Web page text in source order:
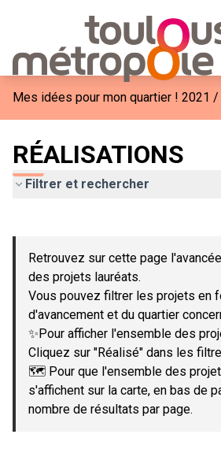
Mes idées pour mon quartier ! 2021 /
RÉALISATIONS
Filtrer et rechercher
−
Retrouvez sur cette page
des projets lauréats.
Vous pouvez filtrer les projets en
d'avancement et du quartier
✨Pour afficher l'ensemble des
Cliquez sur "Réalisé" dans les
🗺️ Pour que l'ensemble des
s'affichent sur la carte, en bas de
nombre de résultats par page.